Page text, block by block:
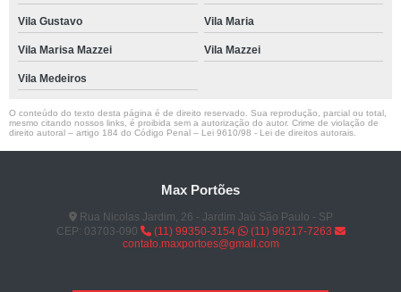
Vila Gustavo Vila Maria
Vila Marisa Mazzei Vila Mazzei
Vila Medeiros
O conteúdo do texto desta página é de direito reservado. Sua reprodução, parcial ou total,
mesmo citando nossos links, é proibida sem a autorização do autor. Crime de violação de
direito autoral – artigo 184 do Código Penal – Lei 9610/98 - Lei de direitos autorais
Max Portões
Rua Nicolas Jardim, 26 - Jardim Jaú São Paulo - SP
CEP: 03703-090
(11) 99350-3154
(11) 96217-7263
contato.maxportoes@gmail.com